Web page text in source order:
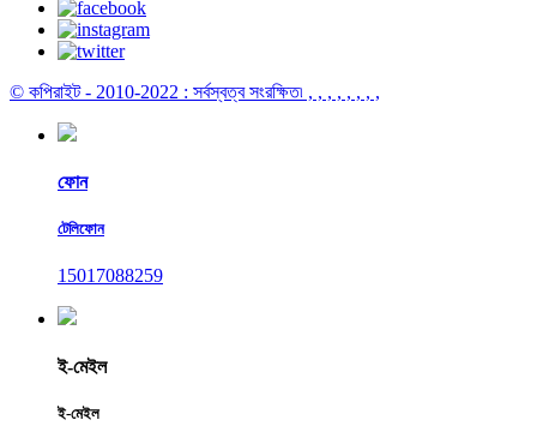
© কপিরাইট - 2010-2022 : সর্বস্বত্ব সংরক্ষিত৷ , , , , , , , ,
ফোন
টেলিফোন
15017088259
ই-মেইল
ই-মেইল